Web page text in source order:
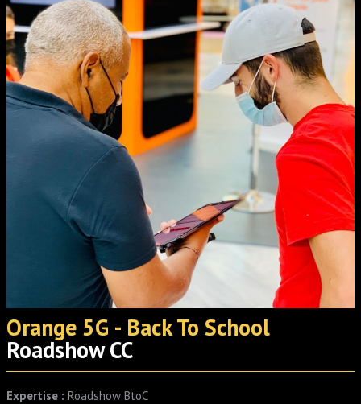
Orange 5G - Back To School
Roadshow CC
Expertise : Roadshow BtoC